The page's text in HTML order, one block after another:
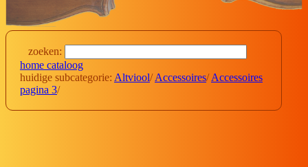
zoeken:
home cataloog
huidige subcategorie: Altviool/Accessoires/Accessoires
pagina 3/